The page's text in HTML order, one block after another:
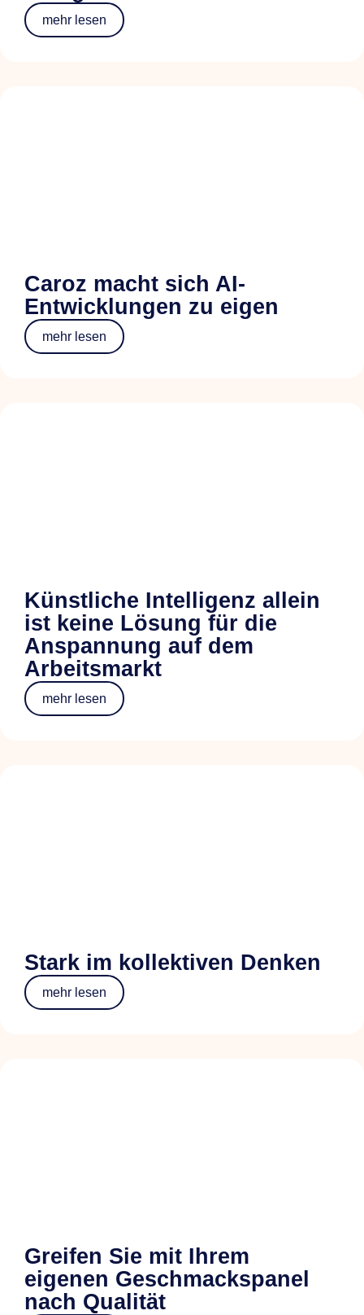
mehr lesen
Caroz macht sich AI-
Entwicklungen zu eigen
mehr lesen
Künstliche Intelligenz allein
ist keine Lösung für die
Anspannung auf dem
Arbeitsmarkt
mehr lesen
Stark im kollektiven Denken
mehr lesen
Greifen Sie mit Ihrem
eigenen Geschmackspanel
nach Qualität